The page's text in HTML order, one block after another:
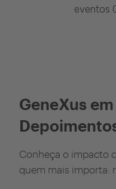
eventos
GeneXus
Conheça o impacto
quem mais importa: